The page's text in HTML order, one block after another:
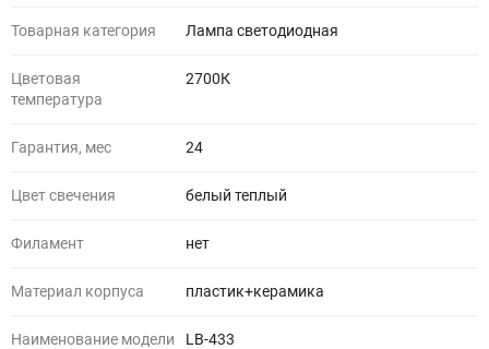
Товарная категория Лампа светодиодная
Цветовая
температура
2700К
Гарантия, мес 24
Цвет свечения белый теплый
Филамент нет
Материал корпуса пластик+керамика
Наименование модели LB-433